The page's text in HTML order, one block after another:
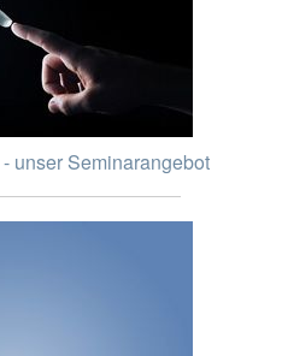
unser Seminarangebot